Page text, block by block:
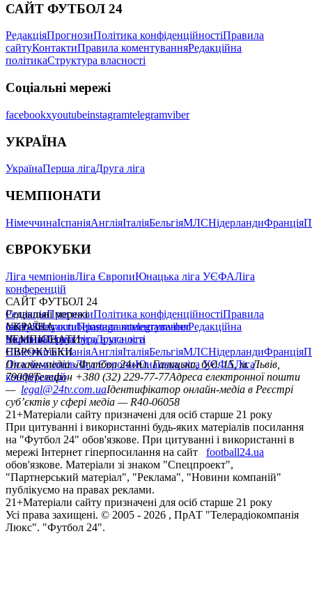
САЙТ ФУТБОЛ 24
РедакціяПрогнозиПолітика конфіденційностіПравила
сайтуКонтактиПравила коментуванняРедакційна
політикаСтруктура власності
Соціальні мережі
facebookxyoutubeinstagramtelegramviber
УКРАЇНА
УкраїнаПерша лігаДруга ліга
ЧЕМПІОНАТИ
НімеччинаІспаніяАнгліяІталіяБельгіяМЛСНідерландиФранція
ЄВРОКУБКИ
Ліга чемпіонівЛіга ЄвропиЮнацька ліга УЄФАЛіга
конференцій
САЙТ ФУТБОЛ 24
РедакціяПрогнозиПолітика конфіденційностіПравила
сайтуКонтактиПравила коментуванняРедакційна
політикаСтруктура власності
Соціальні мережі
facebookxyoutubeinstagramtelegramviber
УКРАЇНА
УкраїнаПерша лігаДруга ліга
ЧЕМПІОНАТИ
НімеччинаІспаніяАнгліяІталіяБельгіяМЛСНідерландиФранція
ЄВРОКУБКИ
Ліга чемпіонівЛіга ЄвропиЮнацька ліга УЄФАЛіга
конференцій
Онлайн-медіа «Футбол 24»пл. Галицька, буд. 15, м. Львів,
79008Телефон +380 (32) 229-77-77Адреса електронної пошти
— legal@24tv.com.uaІдентифікатор онлайн-медіа в Реєстрі
суб’єктів у сфері медіа — R40-06058
21+Матеріали сайту призначені для осіб старше 21 року
При цитуванні і використанні будь-яких матеріалів посилання
на "Футбол 24" обов'язкове. При цитуванні і використанні в
мережі Інтернет гіперпосилання на сайт
football24.ua
обов'язкове. Матеріали зі знаком "Спецпроект",
"Партнерський матеріал", "Реклама", "Новини компаній"
публікуємо на правах реклами.
21+Матеріали сайту призначені для осіб старше 21 року
Усi права захищенi. © 2005 - 2026 , ПрАТ "Телерадіокомпанія
Люкс". "Футбол 24".